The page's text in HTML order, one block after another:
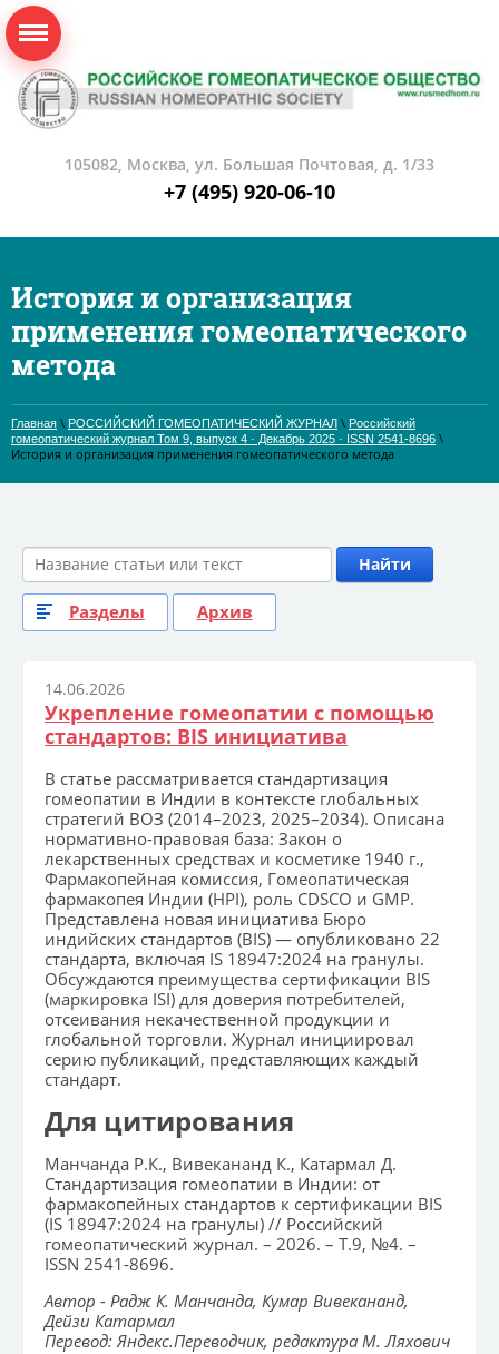
105082, Москва, ул. Большая Почтовая, д. 1/33
+7 (495) 920-06-10
История и организация
применения гомеопатического
метода
Главная \ РОССИЙСКИЙ ГОМЕОПАТИЧЕСКИЙ ЖУРНАЛ \ Российский
гомеопатический журнал Том 9, выпуск 4 · Декабрь 2025 · ISSN 2541-8696 \
История и организация применения гомеопатического метода
Найти
Разделы Архив
14.06.2026
Укрепление гомеопатии с помощью
стандартов: BIS инициатива
В статье рассматривается стандартизация
гомеопатии в Индии в контексте глобальных
стратегий ВОЗ (2014–2023, 2025–2034). Описана
нормативно-правовая база: Закон о
лекарственных средствах и косметике 1940 г.,
Фармакопейная комиссия, Гомеопатическая
фармакопея Индии (HPI), роль CDSCO и GMP.
Представлена новая инициатива Бюро
индийских стандартов (BIS) — опубликовано 22
стандарта, включая IS 18947:2024 на гранулы.
Обсуждаются преимущества сертификации BIS
(маркировка ISI) для доверия потребителей,
отсеивания некачественной продукции и
глобальной торговли. Журнал инициировал
серию публикаций, представляющих каждый
стандарт.
Для цитирования
Манчанда Р.К., Вивекананд К., Катармал Д.
Стандартизация гомеопатии в Индии: от
фармакопейных стандартов к сертификации BIS
(IS 18947:2024 на гранулы) // Российский
гомеопатический журнал. – 2026. – Т.9, №4. –
ISSN 2541-8696.
Автор - Радж К. Манчанда, Кумар Вивекананд,
Дейзи Катармал
Перевод: Яндекс.Переводчик, редактура М. Ляхович